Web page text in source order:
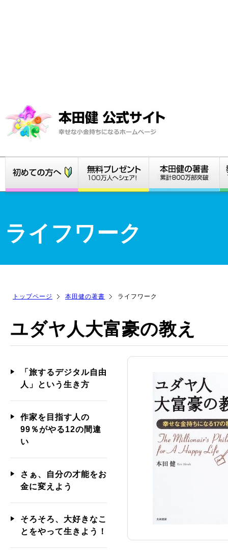
ライフワーク
トップページ 本田健の著書 ライフワーク
ユダヤ人大富豪の教え
「旅するデジタル自由
人」という生き方
作家を目指す人の
99％がやる12の間違
い
さぁ、自分の才能をお
金に変えよう
そろそろ、大好きなこ
とをやって生きよう！